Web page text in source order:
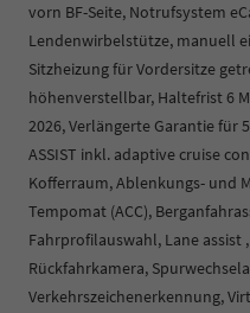
vorn BF-Seite, Notrufsystem
Lendenwirbelstütze, manuell
Sitzheizung für Vordersitze
höhenverstellbar, Haltefrist 6
2026, Verlängerte Garantie für
ASSIST inkl. adaptive cruise
Kofferraum, Ablenkungs- und
Tempomat (ACC),
Fahrprofilauswahl, Lane
Rückfahrkamera,
Verkehrszeichenerkennung,